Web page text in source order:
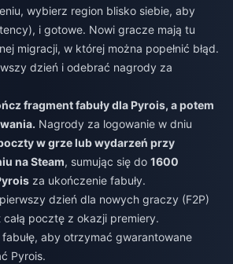
wybierz region blisko siebie, aby
i gotowe. Nowi gracze mają tu
migracji, w której można popełnić błąd.
dzień i odebrać nagrody za
fragment fabuły dla Pyrois, a potem
Nagrody za logowanie w dniu
w grze lub wydarzeń przy
na Steam, sumując się do 1600
za ukończenie fabuły.
dzień dla nowych graczy (F2P)
pocztę z okazji premiery.
aby otrzymać gwarantowane
Pyrois.